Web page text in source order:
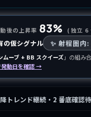
後の上昇率 83% (独立 6
の仮シグナル ✨ 射程圏内
ムーブ + BB スクイーズ」の組み
発動日を確認 →
トレンド継続・2 番底確認